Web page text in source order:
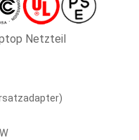
Netzteil